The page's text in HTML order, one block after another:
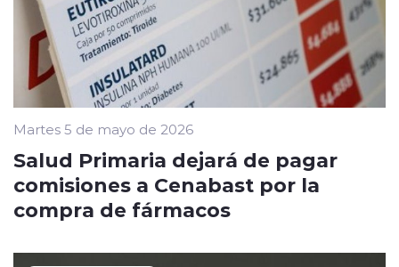
Martes 5 de mayo de 2026
Salud Primaria dejará de pagar
comisiones a Cenabast por la
compra de fármacos